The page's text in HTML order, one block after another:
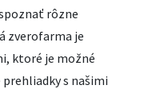
rôzne
zverofarma je
ktoré je možné
s našimi